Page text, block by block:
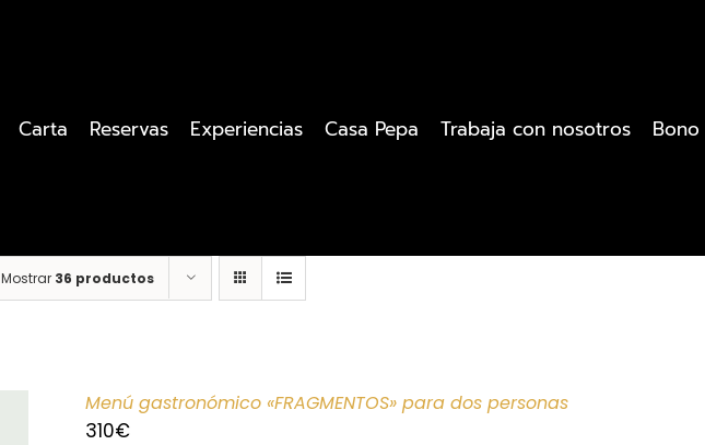
Carta Reservas Experiencias Casa Pepa Trabaja con nosotros
Mostrar 36 productos
Menú gastronómico «FRAGMENTOS» para dos personas
310€